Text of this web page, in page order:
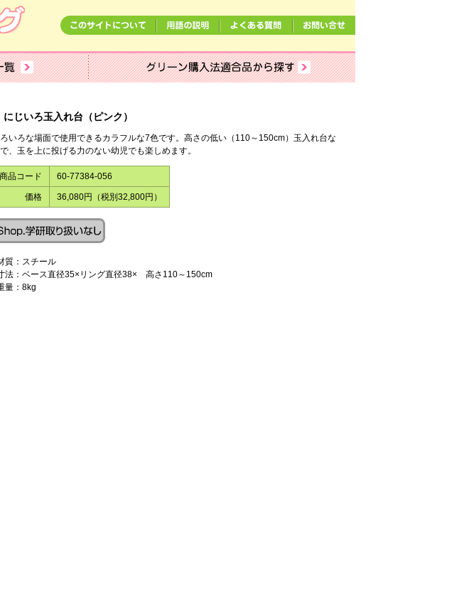
にじいろ玉入れ台（ピンク）
いろな場面で使用できるカラフルな7色です。高さの低い（110～150cm）玉入れ台な
、玉を上に投げる力のない幼児でも楽しめます。
商品コード 60-77384-056
価格 36,080円（税別32,800円）
質：スチール
法：ベース直径35×リング直径38× 高さ110～150cm
量：8kg